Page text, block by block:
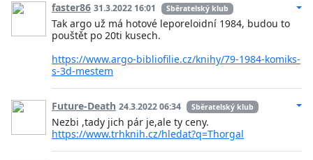
faster86 31.3.2022 16:01 Sběratelský klub
Tak argo už má hotové leporeloidní 1984, budou to
pouštět po 20ti kusech.
https://www.argo-bibliofilie.cz/knihy/79-1984-komiks-
s-3d-mestem
Future-Death 24.3.2022 06:34 Sběratelský klub
Nezbi ,tady jich pár je,ale ty ceny.
https://www.trhknih.cz/hledat?q=Thorgal